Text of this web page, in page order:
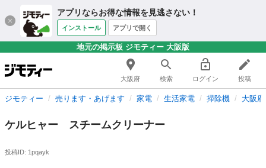
アプリならお得な情報を見逃さない！
インストール アプリで開く
地元の掲示板 ジモティー 大阪版
大阪府 検索 ログイン 投稿
ジモティー 売ります・あげます 家電 生活家電 掃除機 大阪
ケルヒャー スチームクリーナー
投稿ID: 1pqayk